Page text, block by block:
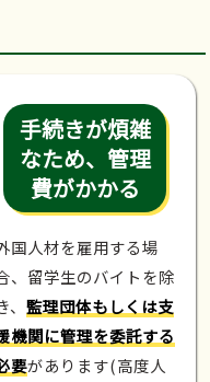
手続きが煩雑
なため、管理
費がかかる
国人材を雇用する場
、留学生のバイトを除
、 監理団体もしくは支
機関に管理を委託する
要があります(高度人